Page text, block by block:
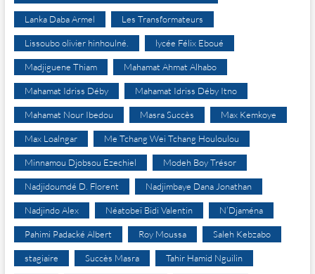
Lanka Daba Armel Les Transformateurs
Lissoubo olivier hinhoulné. lycée Félix Eboué
Madjiguene Thiam Mahamat Ahmat Alhabo
Mahamat Idriss Déby Mahamat Idriss Déby Itno
Mahamat Nour Ibedou Masra Succès Max Kemkoye
Max Loalngar Me Tchang Wei Tchang Houloulou
Minnamou Djobsou Ezechiel Modeh Boy Trésor
Nadjidoumdé D. Florent Nadjimbaye Dana Jonathan
Nadjindo Alex Néatobeï Bidi Valentin N’Djaména
Pahimi Padacké Albert Roy Moussa Saleh Kebzabo
stagiaire Succès Masra Tahir Hamid Nguilin